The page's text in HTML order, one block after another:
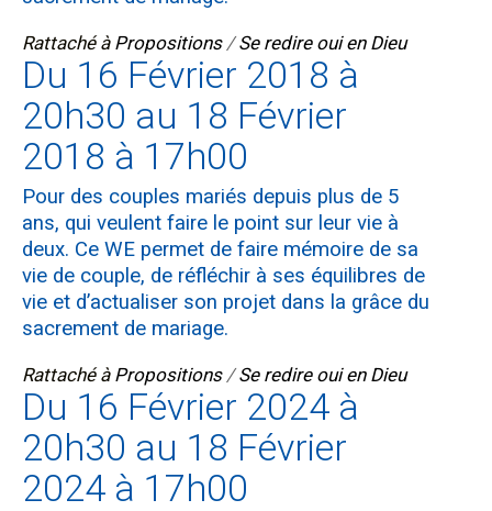
Rattaché à Propositions /Se redire oui en Dieu
Du 16 Février 2018 à
20h30 au 18 Février
2018 à 17h00
Pour des couples mariés depuis plus de 5
ans, qui veulent faire le point sur leur vie à
deux. Ce WE permet de faire mémoire de sa
vie de couple, de réfléchir à ses équilibres de
vie et d’actualiser son projet dans la grâce du
sacrement de mariage.
Rattaché à Propositions /Se redire oui en Dieu
Du 16 Février 2024 à
20h30 au 18 Février
2024 à 17h00